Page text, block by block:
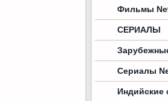
Фильмы
СЕРИАЛЫ
Сериалы
Индийские